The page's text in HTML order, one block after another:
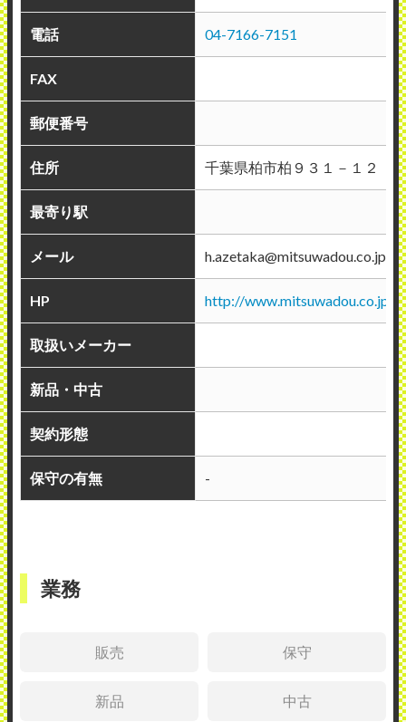
電話 04-7166-7151
FAX
郵便番号
住所 千葉県柏市柏９３１－１２
最寄り駅
メール h.azetaka@mitsuwadou.co.jp
HP http://www.mitsuwadou.co.jp
取扱いメーカー
新品・中古
契約形態
保守の有無 -
業務
販売 保守
新品 中古